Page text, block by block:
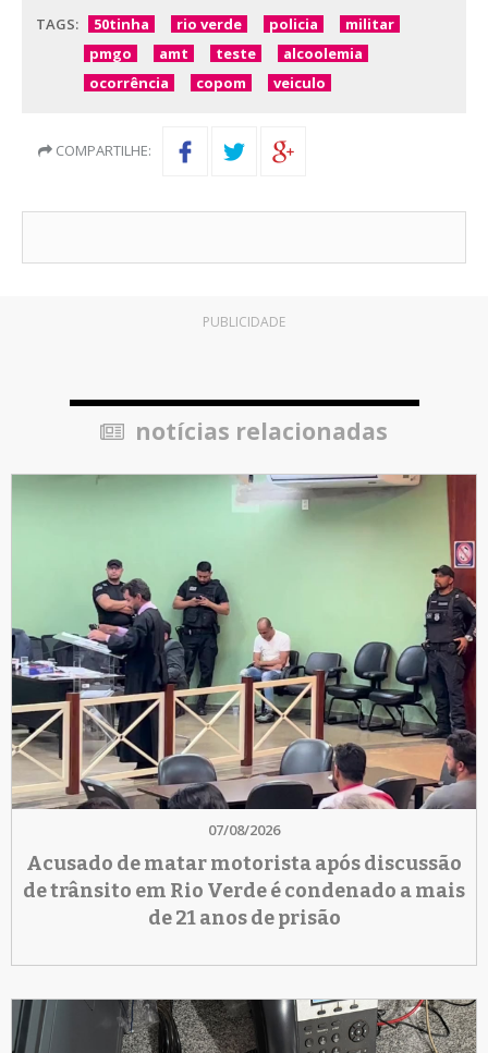
TAGS: 50tinha rio verde policia
militar
pmgo
amt teste
alcoolemia
ocorrência
copom veiculo
COMPARTILHE:
PUBLICIDADE
notícias relacionadas
07/08/2026
Acusado de matar motorista após discussão
de trânsito em Rio Verde é condenado a mais
de 21 anos de prisão